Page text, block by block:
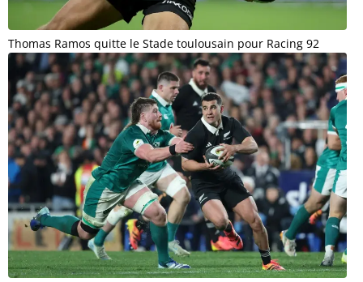
Thomas Ramos quitte le Stade toulousain pour Racing 92